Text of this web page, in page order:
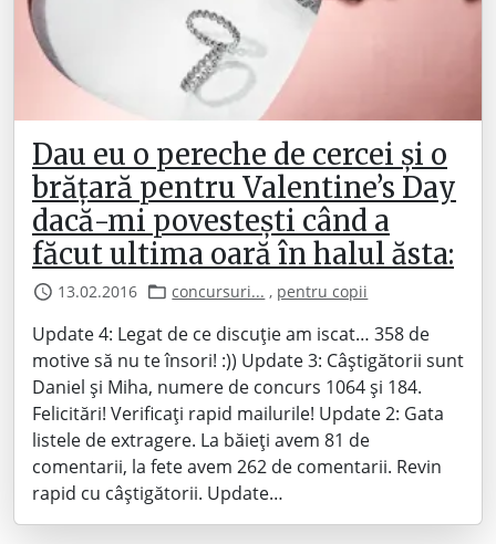
Dau eu o pereche de cercei și o
brățară pentru Valentine’s Day
dacă-mi povestești când a
făcut ultima oară în halul ăsta:
13.02.2016 concursuri... , pentru copii
Update 4: Legat de ce discuție am iscat… 358 de
motive să nu te însori! :)) Update 3: Câștigătorii sunt
Daniel și Miha, numere de concurs 1064 și 184.
Felicitări! Verificați rapid mailurile! Update 2: Gata
listele de extragere. La băieți avem 81 de
comentarii, la fete avem 262 de comentarii. Revin
rapid cu câștigătorii. Update…